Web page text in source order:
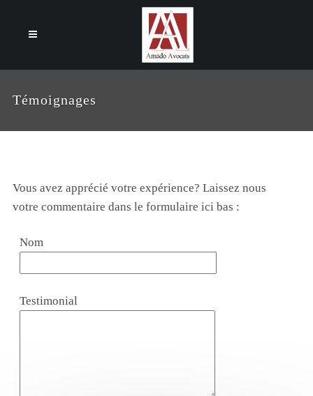
Témoignages
Vous avez apprécié votre expérience? Laissez nous
votre commentaire dans le formulaire ici bas :
Nom
Testimonial